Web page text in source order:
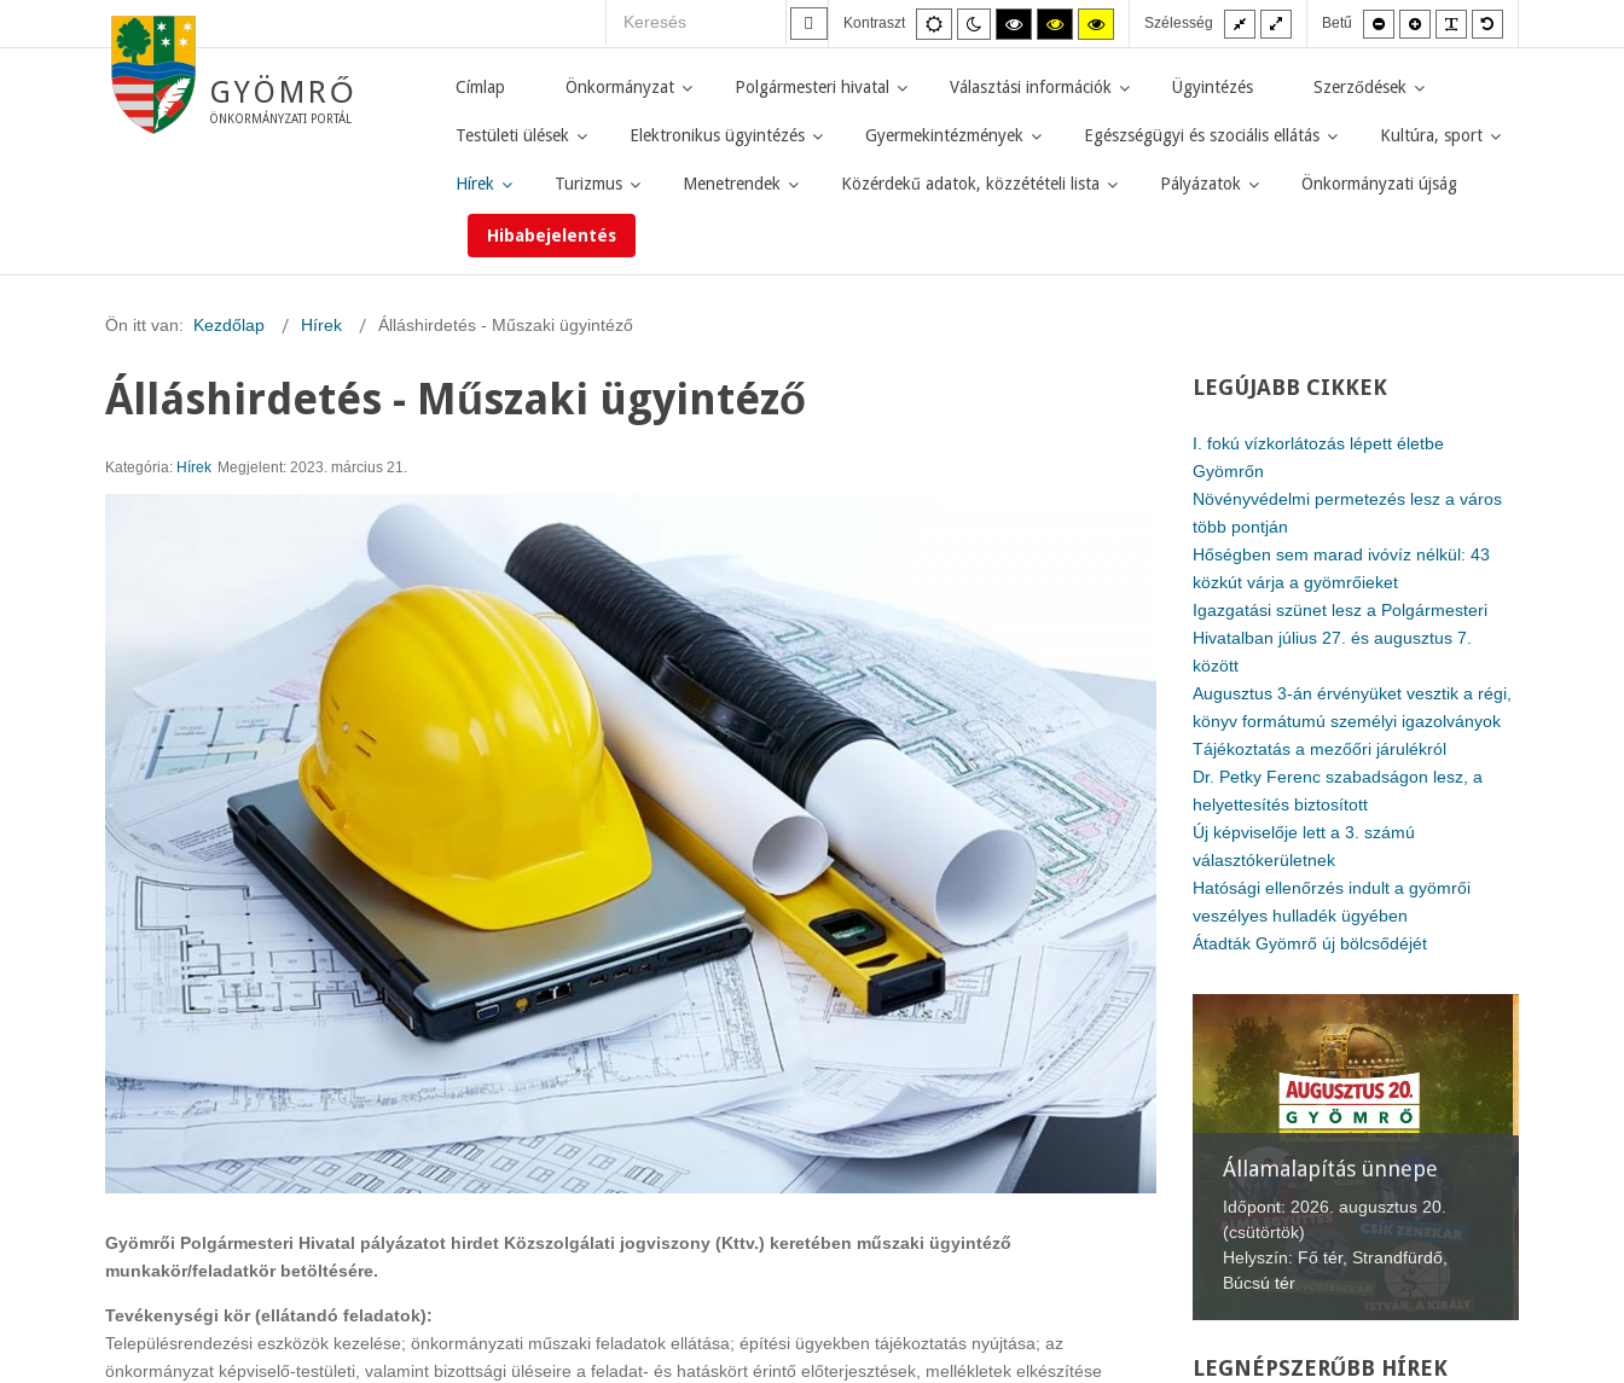
Kontraszt
Alapértelmezett
mód
Éjszakai
mód
Magas
kontraszt
mód.
Magas
kontraszt
mód.
Magas
kontraszt
mód.
Szélesség
Fix
elrendezés
Széles
elrendezés
Betű
Kisebb
betűméret
Nagyobb
betűméret
GYÖMRŐ
ÖNKORMÁNYZATI PORTÁL
Címlap Önkormányzat Polgármesteri hivatal Választási információk Ügyintézés Szerződések
Testületi ülések Elektronikus ügyintézés Gyermekintézmények Egészségügyi és szociális ellátás Kultúra, sport
Hírek Turizmus Menetrendek Közérdekű adatok, közzétételi lista Pályázatok Önkormányzati újság
Hibabejelentés
Ön itt van: Kezdőlap Hírek Álláshirdetés - Műszaki ügyintéző
Álláshirdetés - Műszaki ügyintéző
Kategória: Hírek Megjelent: 2023. március 21.
Gyömrői Polgármesteri Hivatal pályázatot hirdet Közszolgálati jogviszony (Kttv.) keretében műszaki ügyintéző
munkakör/feladatkör betöltésére.
Tevékenységi kör (ellátandó feladatok):
Településrendezési eszközök kezelése; önkormányzati műszaki feladatok ellátása; építési ügyekben tájékoztatás nyújtása; az
önkormányzat képviselő-testületi, valamint bizottsági üléseire a feladat- és hatáskört érintő előterjesztések, mellékletek elkészítése
LEGÚJABB CIKKEK
I. fokú vízkorlátozás lépett életbe
Gyömrőn
Növényvédelmi permetezés lesz a város
több pontján
Hőségben sem marad ivóvíz nélkül: 43
közkút várja a gyömrőieket
Igazgatási szünet lesz a Polgármesteri
Hivatalban július 27. és augusztus 7.
között
Augusztus 3-án érvényüket vesztik a régi,
könyv formátumú személyi igazolványok
Tájékoztatás a mezőőri járulékról
Dr. Petky Ferenc szabadságon lesz, a
helyettesítés biztosított
Új képviselője lett a 3. számú
választókerületnek
Hatósági ellenőrzés indult a gyömrői
veszélyes hulladék ügyében
Átadták Gyömrő új bölcsődéjét
Rákóczi Napok
Időpont: 2026. július 3-4.
Helyszín: Különböző
Államalapítás ünnepe
Helyszín: Fő tér, Strandfürdő,
XII. Gyömrői
Lecsófesztivál
Időpont: 2026. szeptember 4-6.
(péntek-vasárnap)
Helyszín: Búcsú tér
LEGNÉPSZERŰBB HÍREK